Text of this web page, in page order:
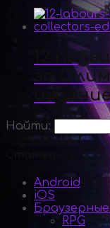
12
за
издание
Найти:
Android
iOS
RPG